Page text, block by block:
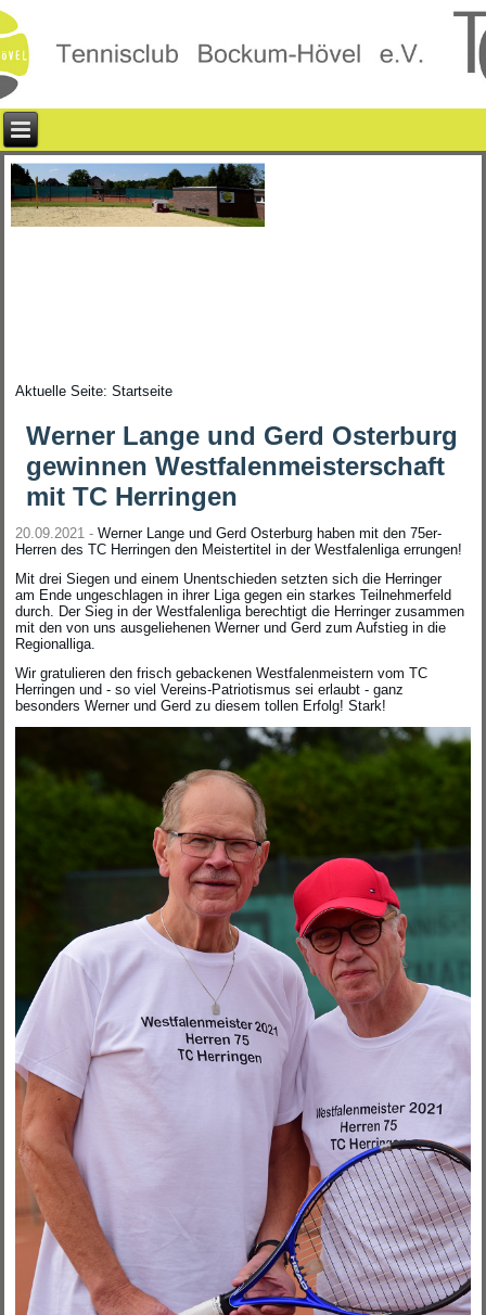
Aktuelle Seite:Startseite
Werner Lange und Gerd Osterburg
gewinnen Westfalenmeisterschaft
mit TC Herringen
20.09.2021 - Werner Lange und Gerd Osterburg haben mit den 75er-
Herren des TC Herringen den Meistertitel in der Westfalenliga errungen!
Mit drei Siegen und einem Unentschieden setzten sich die Herringer
am Ende ungeschlagen in ihrer Liga gegen ein starkes Teilnehmerfeld
durch. Der Sieg in der Westfalenliga berechtigt die Herringer zusammen
mit den von uns ausgeliehenen Werner und Gerd zum Aufstieg in die
Regionalliga.
Wir gratulieren den frisch gebackenen Westfalenmeistern vom TC
Herringen und - so viel Vereins-Patriotismus sei erlaubt - ganz
besonders Werner und Gerd zu diesem tollen Erfolg! Stark!